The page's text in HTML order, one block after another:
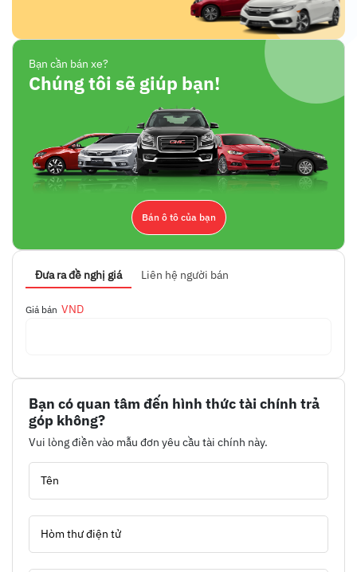
Bạn cần bán xe?
Chúng tôi sẽ giúp bạn!
Bán ô tô của bạn
Đưa ra đề nghị giá Liên hệ người bán
Giá bán VND
Bạn có quan tâm đến hình thức tài chính trả
góp không?
Vui lòng điền vào mẫu đơn yêu cầu tài chính này.
Tên
Hòm thư điện tử